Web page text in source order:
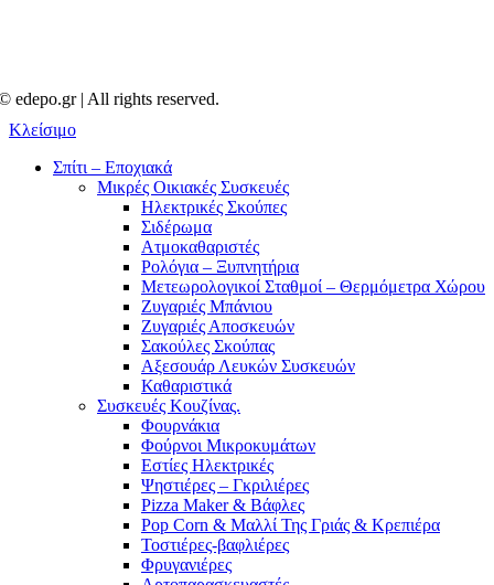
edepo.gr | All rights reserved.
Κλείσιμο
Σπίτι – Εποχιακά
Μικρές Οικιακές Συσκευές
Ηλεκτρικές Σκούπες
Σιδέρωμα
Ατμοκαθαριστές
Ρολόγια – Ξυπνητήρια
Μετεωρολογικοί Σταθμοί – Θερμόμετρα Χώρου
Ζυγαριές Μπάνιου
Ζυγαριές Αποσκευών
Σακούλες Σκούπας
Αξεσουάρ Λευκών Συσκευών
Καθαριστικά
Συσκευές Κουζίνας.
Φουρνάκια
Φούρνοι Μικροκυμάτων
Εστίες Ηλεκτρικές
Ψηστιέρες – Γκριλιέρες
Pizza Maker & Βάφλες
Pop Corn & Μαλλί Της Γριάς & Κρεπιέρα
Τοστιέρες-βαφλιέρες
Φρυγανιέρες